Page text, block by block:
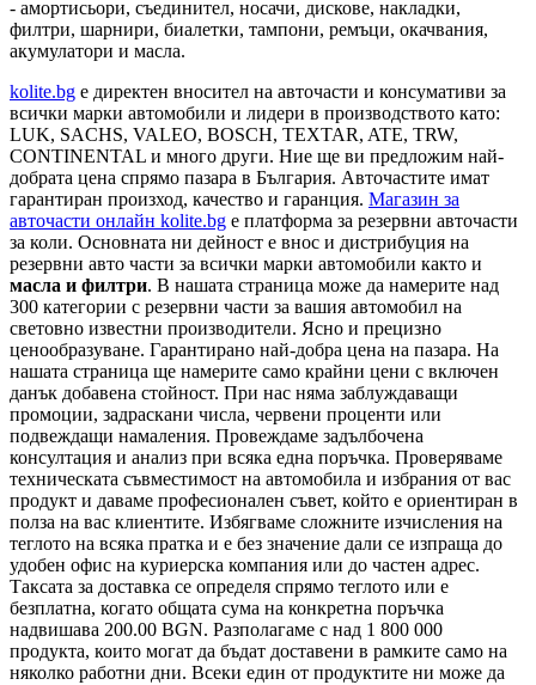
- амортисьори, съединител, носачи, дискове, накладки,
филтри, шарнири, биалетки, тампони, ремъци, окачвания,
акумулатори и масла.
kolite.bg e директен вносител на авточасти и консумативи за
всички марки автомобили и лидери в производството като:
LUK, SACHS, VALEO, BOSCH, TEXTAR, ATE, TRW,
CONTINENTAL и много други. Ние ще ви предложим най-
добрата цена спрямо пазара в България. Авточастите имат
гарантиран произход, качество и гаранция. Магазин за
авточасти онлайн kolite.bg е платформа за резервни авточасти
за коли. Основната ни дейност е внос и дистрибуция на
резервни авто части за всички марки автомобили както и
масла и филтри. В нашата страница може да намерите над
300 категории с резервни части за вашия автомобил на
световно известни производители. Ясно и прецизно
ценообразуване. Гарантирано най-добра цена на пазара. На
нашата страница ще намерите само крайни цени с включен
данък добавена стойност. При нас няма заблуждаващи
промоции, задраскани числа, червени проценти или
подвеждащи намаления. Провеждаме задълбочена
консултация и анализ при всяка една поръчка. Проверяваме
техническата съвместимост на автомобила и избрания от вас
продукт и даваме професионален съвет, който е ориентиран в
полза на вас клиентите. Избягваме сложните изчисления на
теглото на всяка пратка и е без значение дали се изпраща до
удобен офис на куриерска компания или до частен адрес.
Таксата за доставка се определя спрямо теглото или е
безплатна, когато общата сума на конкретна поръчка
надвишава 200.00 BGN. Разполагаме с над 1 800 000
продукта, които могат да бъдат доставени в рамките само на
няколко работни дни. Всеки един от продуктите ни може да